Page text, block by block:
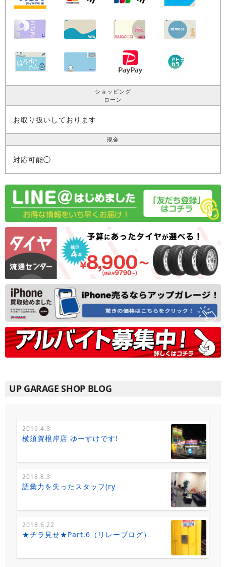
ショッピング
ローン
お取り扱いしております
現金
対応可能◯
UP GARAGE SHOP BLOG
2019.4.3
横須賀根岸店 ゆーすけです!
2018.8.3
語彙力を失ったスタッフ(ry
2018.6.22
★チラ見せ★Part.6（リレーブログ）